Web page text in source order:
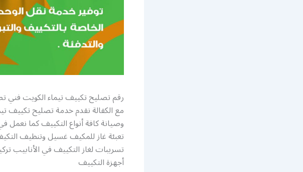
رقم تصليح تكييف تيماء الكويت
مع الكفالة نقدم خدمة تصليح
وصيانة كافة أنواع التكييف كما
تعبئة غاز للمكيف غسيل وتنظيف
تسريبات لغاز التكييف في
أجهزة التكييف